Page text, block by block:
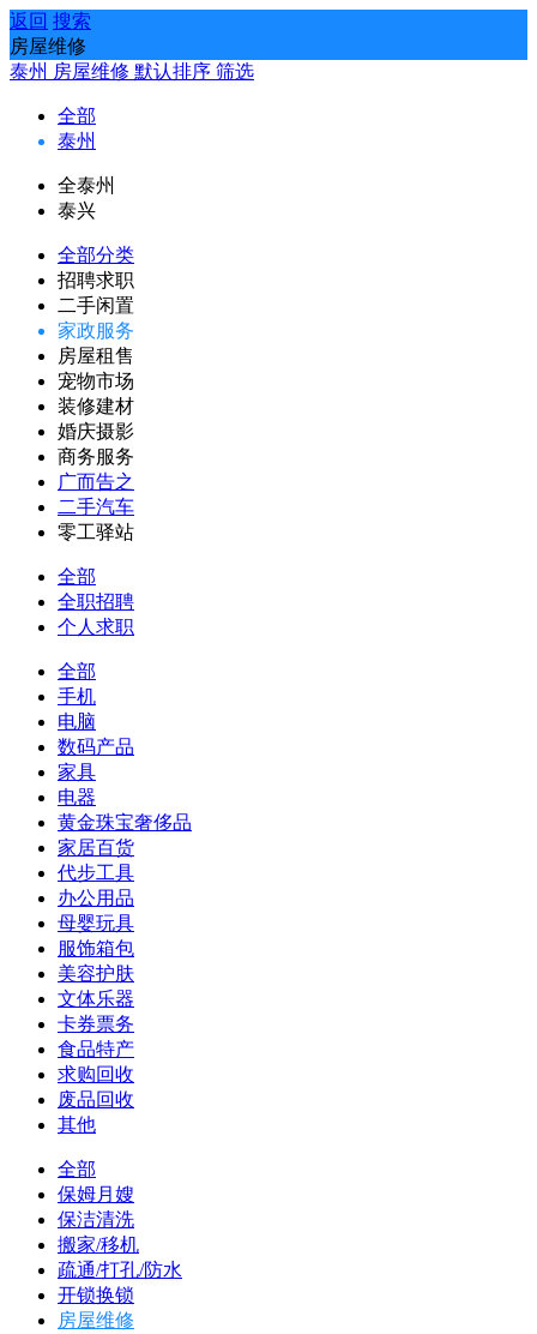
返回 搜索
房屋维修
泰州 房屋维修 默认排序 筛选
全部
泰州
全泰州
泰兴
全部分类
招聘求职
二手闲置
家政服务
房屋租售
宠物市场
装修建材
婚庆摄影
商务服务
广而告之
二手汽车
零工驿站
全部
全职招聘
个人求职
全部
手机
电脑
数码产品
家具
电器
黄金珠宝奢侈品
家居百货
代步工具
办公用品
母婴玩具
服饰箱包
美容护肤
文体乐器
卡券票务
食品特产
求购回收
废品回收
其他
全部
保姆月嫂
保洁清洗
搬家/移机
疏通/打孔/防水
开锁换锁
房屋维修